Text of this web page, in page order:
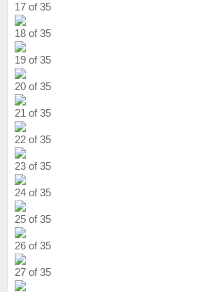
17 of 35
18 of 35
19 of 35
20 of 35
21 of 35
22 of 35
23 of 35
24 of 35
25 of 35
26 of 35
27 of 35